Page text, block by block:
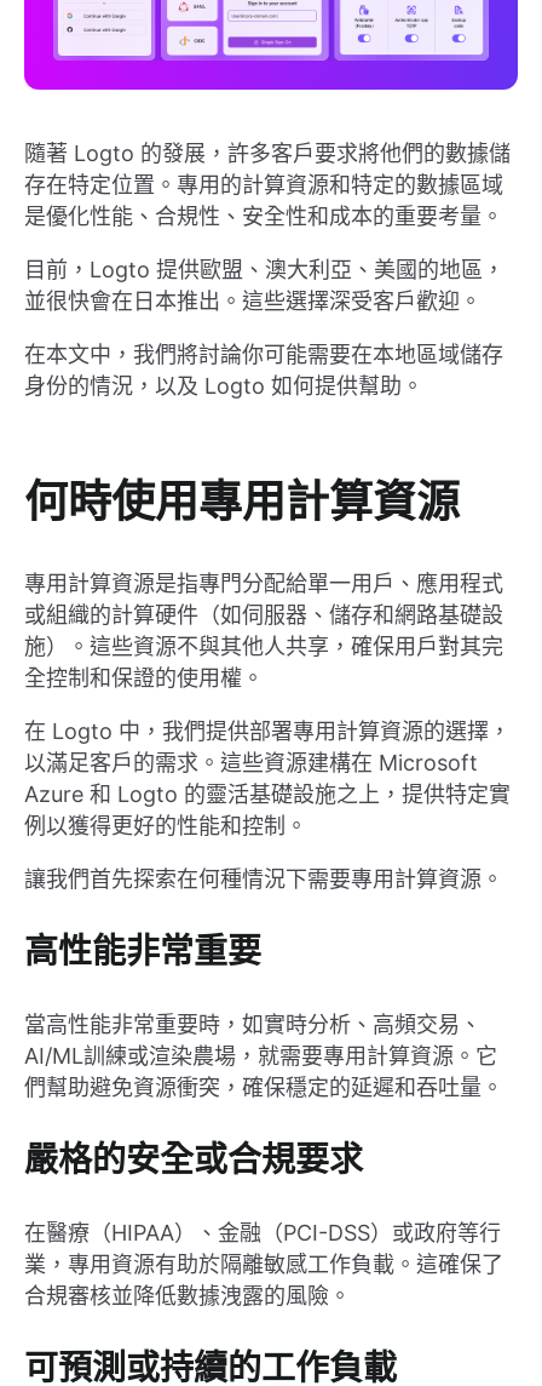
隨著 Logto 的發展，許多客戶要求將他們的數據儲
存在特定位置。專用的計算資源和特定的數據區域
是優化性能、合規性、安全性和成本的重要考量。
目前，Logto 提供歐盟、澳大利亞、美國的地區，
並很快會在日本推出。這些選擇深受客戶歡迎。
在本文中，我們將討論你可能需要在本地區域儲存
身份的情況，以及 Logto 如何提供幫助。
何時使用專用計算資源
專用計算資源是指專門分配給單一用戶、應用程式
或組織的計算硬件（如伺服器、儲存和網路基礎設
施）。這些資源不與其他人共享，確保用戶對其完
全控制和保證的使用權。
在 Logto 中，我們提供部署專用計算資源的選擇，
以滿足客戶的需求。這些資源建構在 Microsoft
Azure 和 Logto 的靈活基礎設施之上，提供特定實
例以獲得更好的性能和控制。
讓我們首先探索在何種情況下需要專用計算資源。
高性能非常重要
當高性能非常重要時，如實時分析、高頻交易、
AI/ML訓練或渲染農場，就需要專用計算資源。它
們幫助避免資源衝突，確保穩定的延遲和吞吐量。
嚴格的安全或合規要求
在醫療（HIPAA）、金融（PCI-DSS）或政府等行
業，專用資源有助於隔離敏感工作負載。這確保了
合規審核並降低數據洩露的風險。
可預測或持續的工作負載